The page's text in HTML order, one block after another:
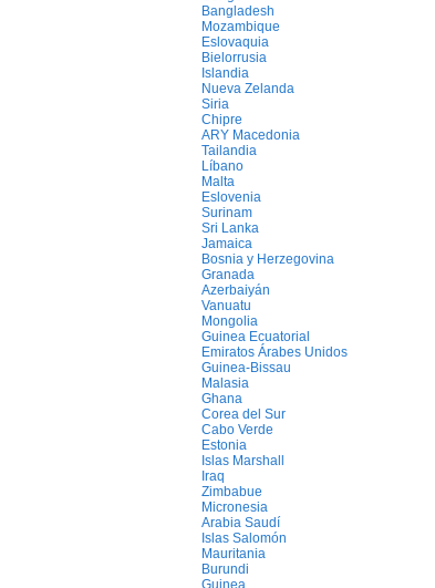
Bangladesh
Mozambique
Eslovaquia
Bielorrusia
Islandia
Nueva Zelanda
Siria
Chipre
ARY Macedonia
Tailandia
Líbano
Malta
Eslovenia
Surinam
Sri Lanka
Jamaica
Bosnia y Herzegovina
Granada
Azerbaiyán
Vanuatu
Mongolia
Guinea Ecuatorial
Emiratos Árabes Unidos
Guinea-Bissau
Malasia
Ghana
Corea del Sur
Cabo Verde
Estonia
Islas Marshall
Iraq
Zimbabue
Micronesia
Arabia Saudí
Islas Salomón
Mauritania
Burundi
Guinea